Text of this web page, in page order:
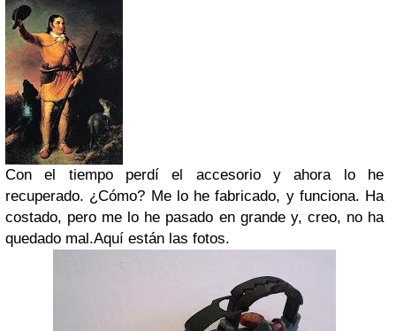
Con el tiempo perdí el accesorio y ahora lo he
recuperado. ¿Cómo? Me lo he fabricado, y funciona. Ha
costado, pero me lo he pasado en grande y, creo, no ha
quedado mal.Aquí están las fotos.